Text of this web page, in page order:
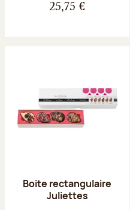
25,75 €
Boite rectangulaire
Juliettes